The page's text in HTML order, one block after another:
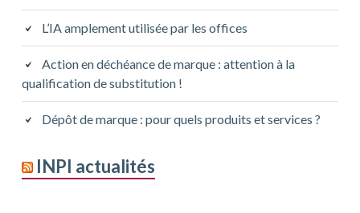
L’IA amplement utilisée par les offices
Action en déchéance de marque : attention à la
qualification de substitution !
Dépôt de marque : pour quels produits et services ?
INPI actualités